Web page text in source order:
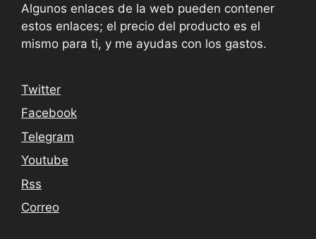
Algunos enlaces de la web pueden contener
estos enlaces; el precio del producto es el
mismo para ti, y me ayudas con los gastos.
Twitter
Facebook
Telegram
Youtube
Rss
Correo